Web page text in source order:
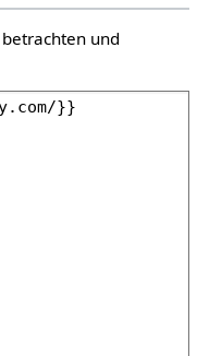
und